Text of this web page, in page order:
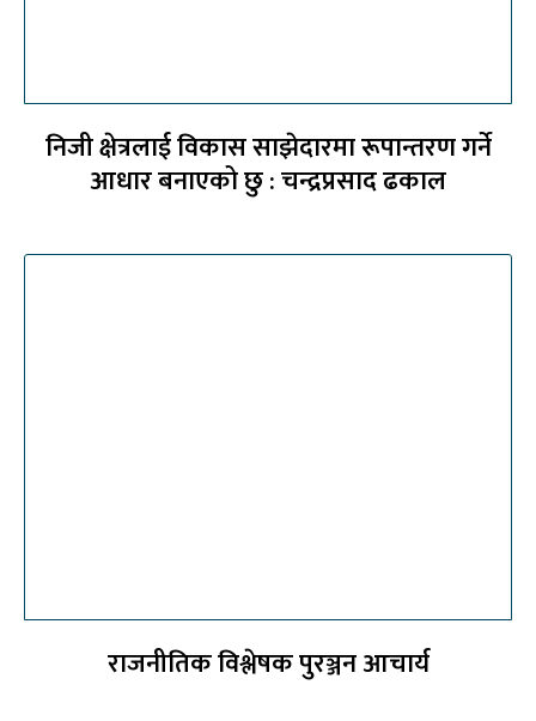
निजी क्षेत्रलाई विकास साझेदारमा रूपान्तरण गर्ने
आधार बनाएको छु : चन्द्रप्रसाद ढकाल
राजनीतिक विश्लेषक पुरञ्जन आचार्य